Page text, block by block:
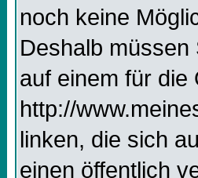
noch keine
Deshalb
auf einem für die
http://
linken, die sich
einen öffentlich